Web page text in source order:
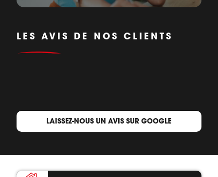
LES AVIS DE NOS CLIENTS
LAISSEZ-NOUS UN AVIS SUR GOOGLE